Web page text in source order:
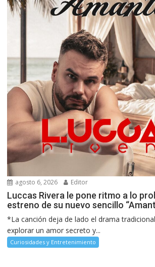
agosto 6, 2026 Editor
Luccas Rivera le pone ritmo a lo
estreno de su nuevo sencillo
*La canción deja de lado el drama
explorar un amor secreto y...
Curiosidades y Entretenimiento